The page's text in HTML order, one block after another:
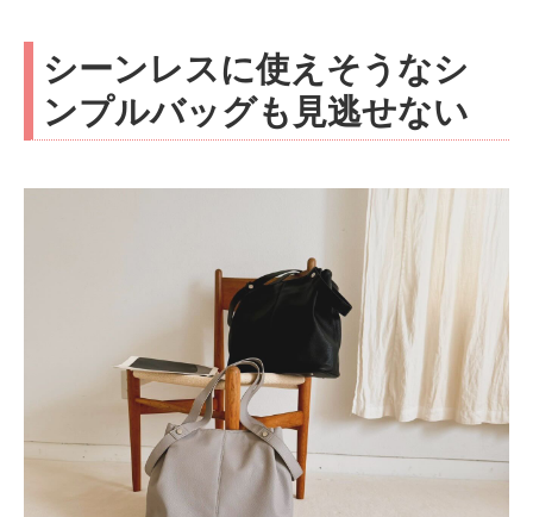
シーンレスに使えそうなシ
ンプルバッグも見逃せない